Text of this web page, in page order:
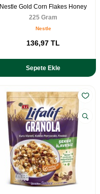
Nestle Gold Corn Flakes Honey
225 Gram
Nestle
136,97 TL
Sepete Ekle